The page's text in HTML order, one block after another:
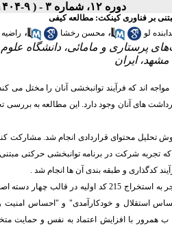
دوره ۱۲، شماره ۳ - ( ۹-۱۴۰۴ )
بر فناوری کینکت: مطالعه کیفی
لو ، محسن رخشا ،
پرستاری و مامائی، دانشگاه
ایران
اند که فرآیند توانبخشی آنان را مختل
برداشت های آنان وجود دارد. این مطالعه به
با رویکردی کیفی و روش تحلیل محتوای قراردادی
شرکت در برنامه توانبخشی حرکتی مبتنی
استقلال و خودکارآمدی" و "احساس امنیت و
ب همرور با افزایش اعتماد به نفس و حمایت